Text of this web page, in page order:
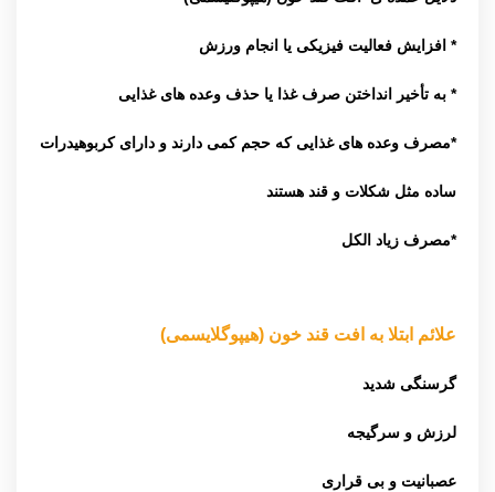
* افزایش فعالیت فیزیكی یا انجام ورزش
* به تأخیر انداختن صرف غذا یا حذف وعده های غذایی
*مصرف وعده های غذایی كه حجم كمی دارند و دارای کربوهیدرات
ساده مثل شکلات و قند هستند
*مصرف زیاد الكل
علائم ابتلا به افت قند خون (هیپوگلایسمی)
گرسنگی شدید
لرزش و سرگیجه
عصبانیت و بی قراری